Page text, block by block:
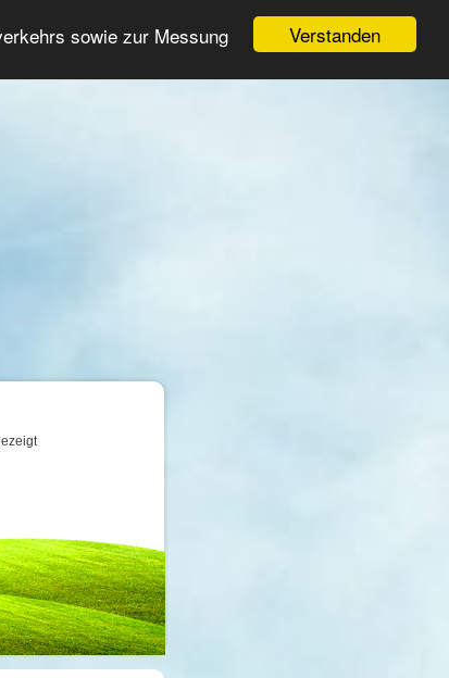
Verstanden
sowie zur Messung